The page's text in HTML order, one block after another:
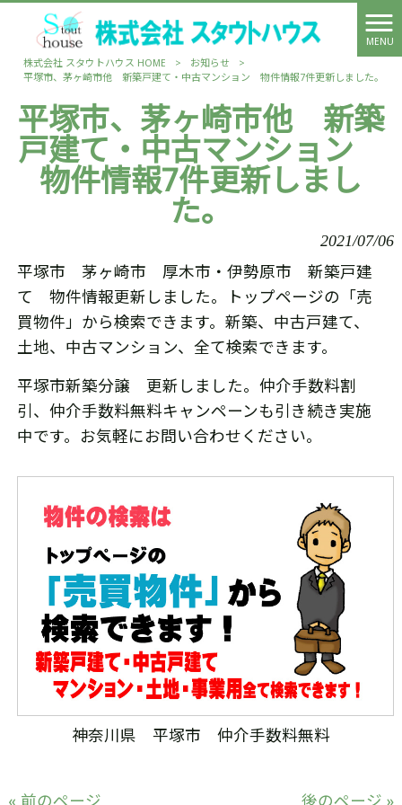
MENU
株式会社 スタウトハウス HOME
> お知らせ
>
平塚市、茅ヶ崎市他 新築戸建て・中古マンション 物件情報7件更新しました。
平塚市、茅ヶ崎市他 新築
戸建て・中古マンション
物件情報7件更新しまし
た。
2021/07/06
平塚市 茅ヶ崎市 厚木市・伊勢原市 新築戸建
て 物件情報更新しました。トップページの「売
買物件」から検索できます。新築、中古戸建て、
土地、中古マンション、全て検索できます。
平塚市新築分譲 更新しました。仲介手数料割
引、仲介手数料無料キャンペーンも引き続き実施
中です。お気軽にお問い合わせください。
神奈川県 平塚市 仲介手数料無料